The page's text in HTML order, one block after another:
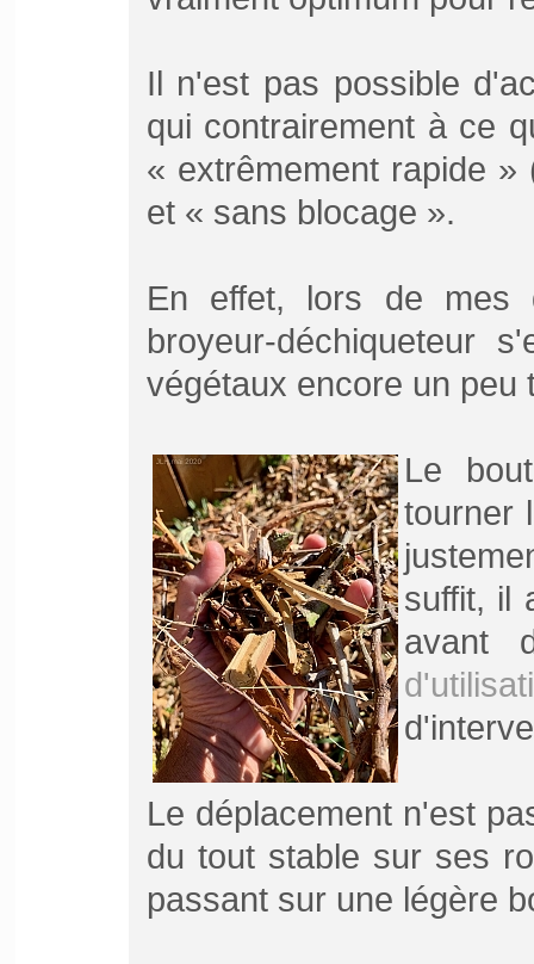
Il n'est pas possible
qui contrairement à ce
« extrêmement rapide
et « sans blocage ».
En effet, lors de mes
broyeur-déchiqueteur
végétaux encore un peu
Le
tourner
suffit, il
avant
Le déplacement n'est
du tout stable sur ses
passant sur une légère